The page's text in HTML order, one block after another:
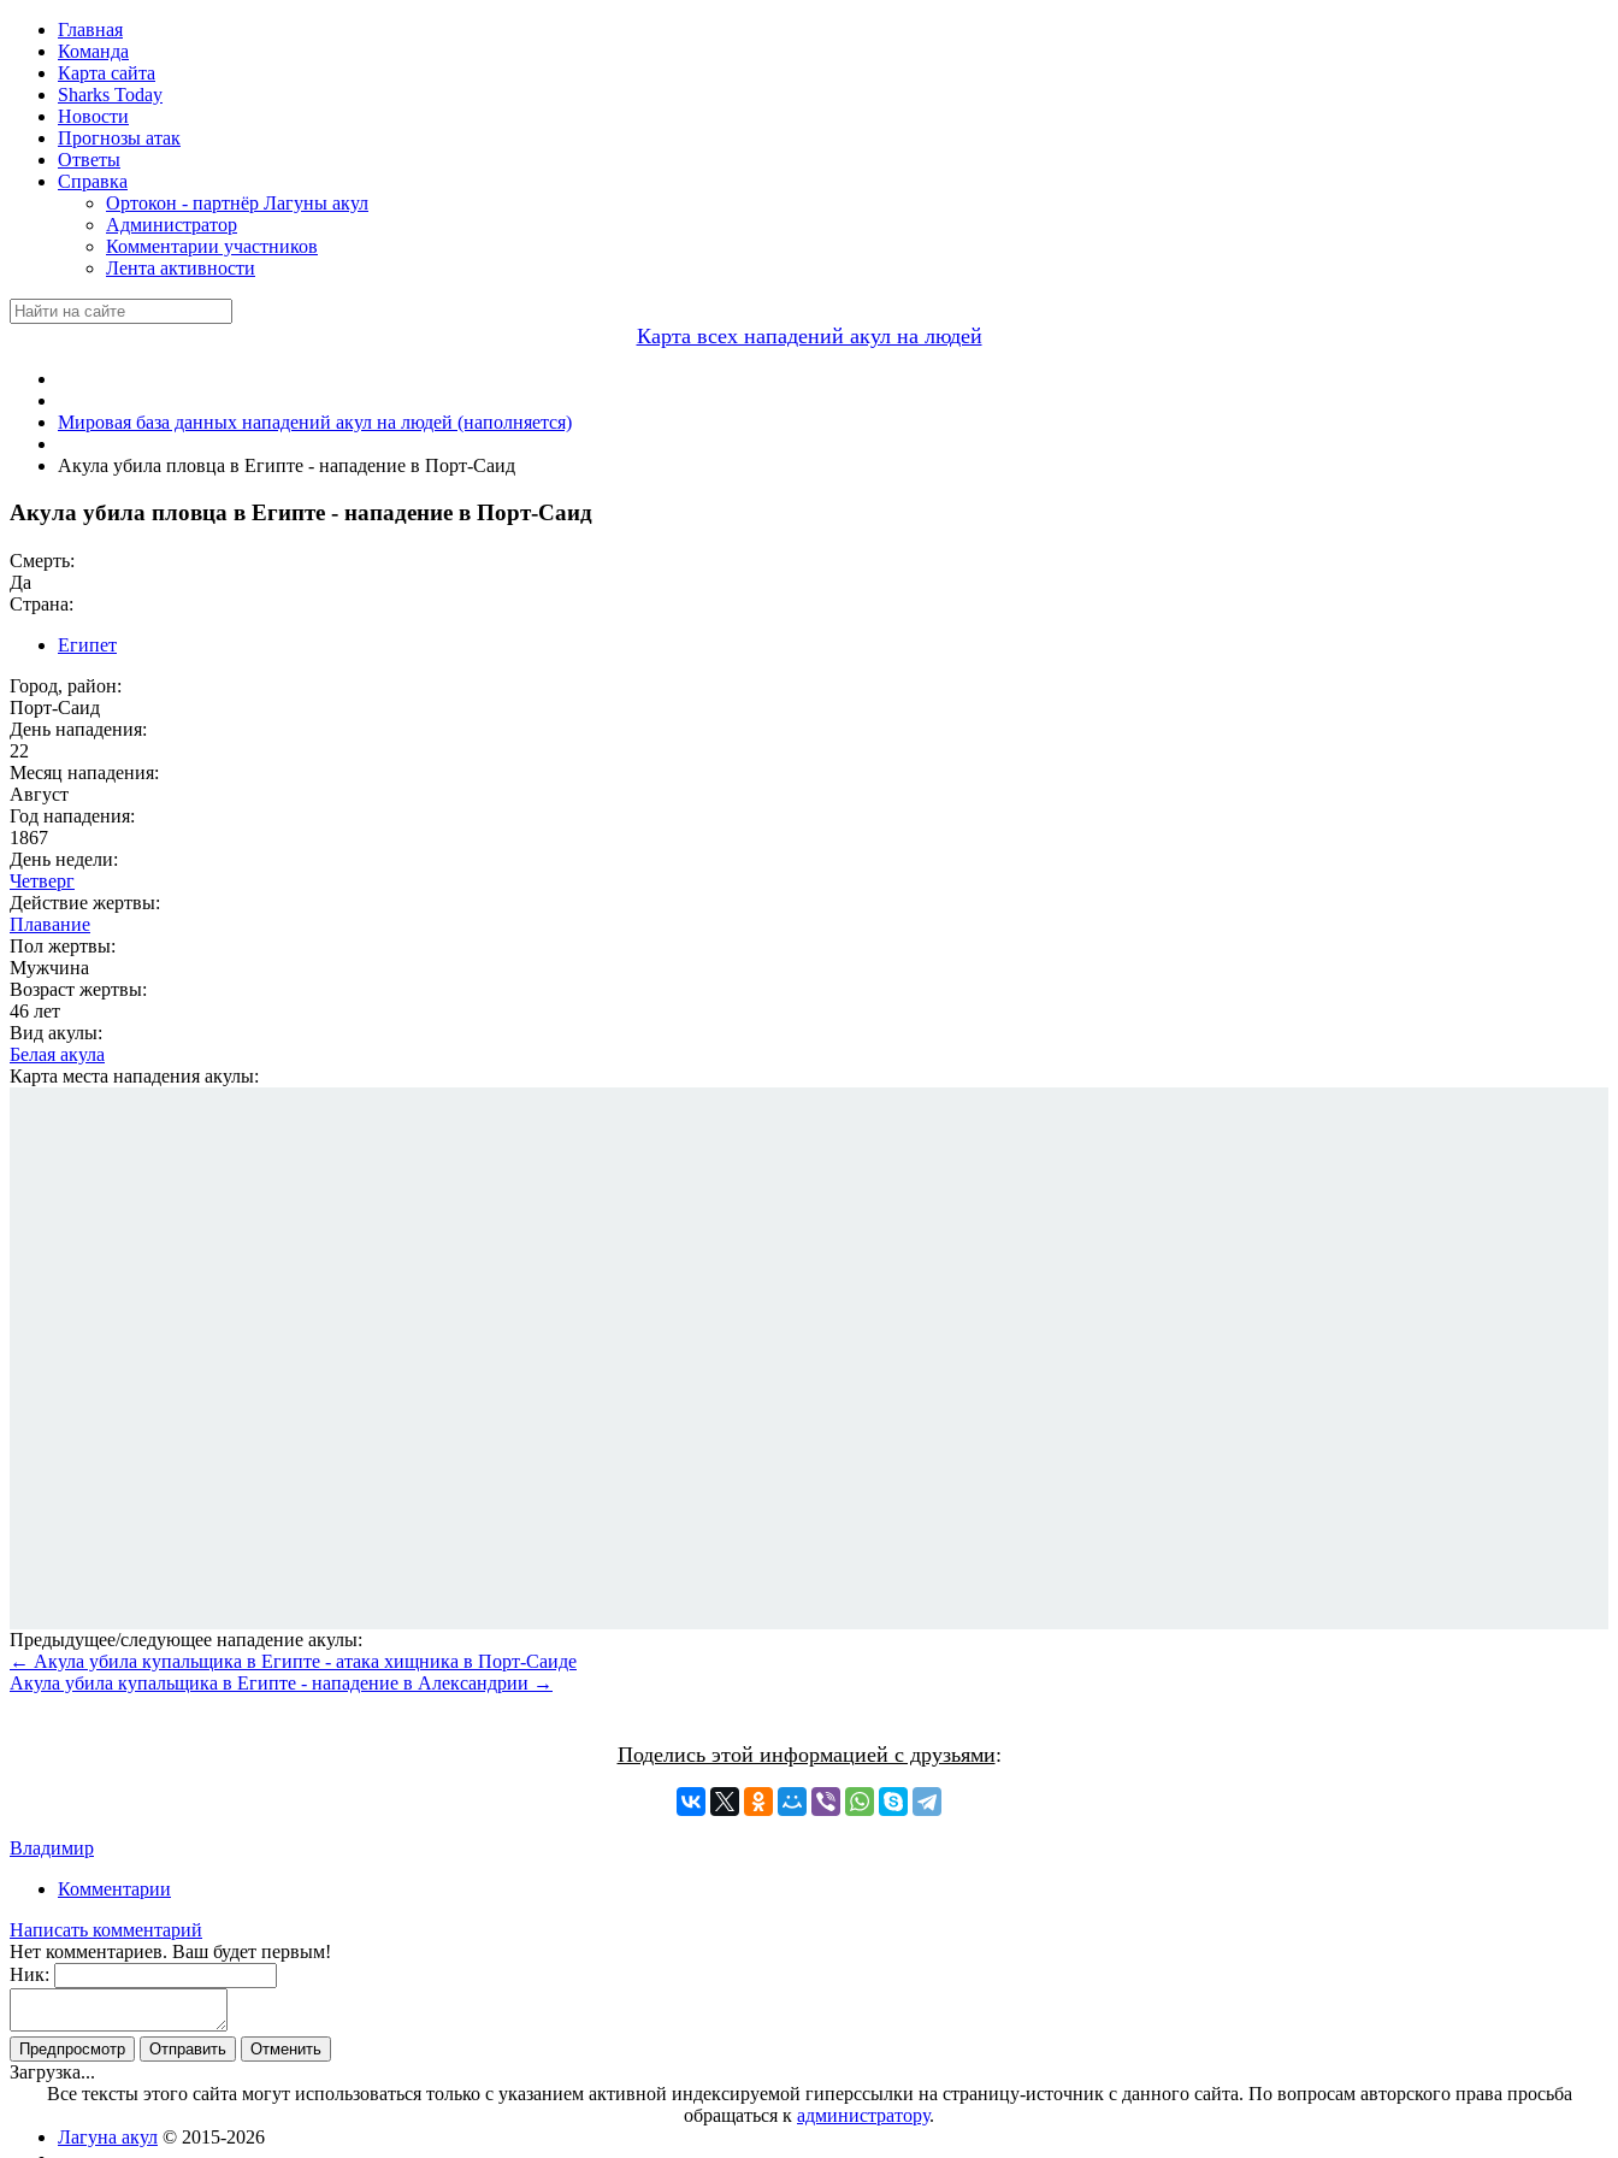
Главная
Команда
Карта сайта
Sharks Today
Новости
Прогнозы атак
Ответы
Справка
Ортокон - партнёр Лагуны акул
Администратор
Комментарии участников
Лента активности
Карта всех нападений акул на людей
Мировая база данных нападений акул на людей (наполняется)
Акула убила пловца в Египте - нападение в Порт-Саид
Акула убила пловца в Египте - нападение в Порт-Саид
Смерть:
Да
Страна:
Египет
Город, район:
Порт-Саид
День нападения:
22
Месяц нападения:
Август
Год нападения:
1867
День недели:
Четверг
Действие жертвы:
Плавание
Пол жертвы:
Мужчина
Возраст жертвы:
46 лет
Вид акулы:
Белая акула
Карта места нападения акулы:
Предыдущее/следующее нападение акулы:
← Акула убила купальщика в Египте - атака хищника в Порт-Саиде
Акула убила купальщика в Египте - нападение в Александрии →
Поделись этой информацией с друзьями:
Владимир
Комментарии
Написать комментарий
Нет комментариев. Ваш будет первым!
Ник:
Загрузка...
Все тексты этого сайта могут использоваться только с указанием активной индексируемой гиперссылки на страницу-источник с данного сайта. По вопросам авторского права просьба
обращаться к администратору.
Лагуна акул © 2015-2026